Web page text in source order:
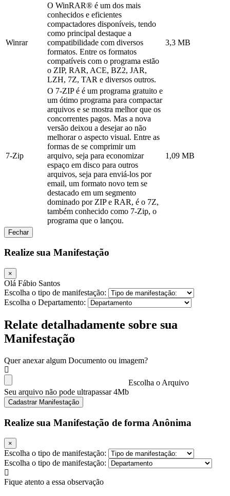
Winrar
O WinRAR® é um dos mais
conhecidos e eficientes
compactadores disponíveis, tendo
como principal destaque a
compatibilidade com diversos
formatos. Entre os formatos
compatíveis com o programa estão
o ZIP, RAR, ACE, BZ2, JAR,
LZH, 7Z, TAR e diversos outros.
3,3 MB
7-Zip
O 7-ZIP é é um programa gratuito e
um ótimo programa para compactar
arquivos e se mostra melhor que os
concorrentes pagos. Mas a nova
versão deixou a desejar ao não
melhorar o aspecto visual. Entre as
formas de se comprimir um
arquivo, seja para economizar
espaço em disco para outros
arquivos, seja para enviá-los por
email, um formato novo tem se
destacado em um segmento
dominado por ZIP e RAR, é o 7Z,
também conhecido como 7-Zip, o
programa que o lançou.
1,09 MB
Fechar
Realize sua Manifestação
×
Olá Fábio Santos
Escolha o tipo de manifestação:
Escolha o Departamento:
Relate detalhadamente sobre sua
Manifestação
Quer anexar algum Documento ou imagem?
Escolha o Arquivo
Seu arquivo não pode ultrapassar 4Mb
Cadastrar Manifestação
Realize sua Manifestação de forma Anônima
×
Escolha o tipo de manifestação:
Escolha o tipo de manifestação:
Fique atento a essa observação